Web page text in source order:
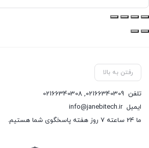
رفتن به بالا
تلفن 02166340309
,
02166340308
ایمیلinfo@janebitech.ir
ما 24 ساعته 7 روز هفته پاسخگوی شما هستیم.